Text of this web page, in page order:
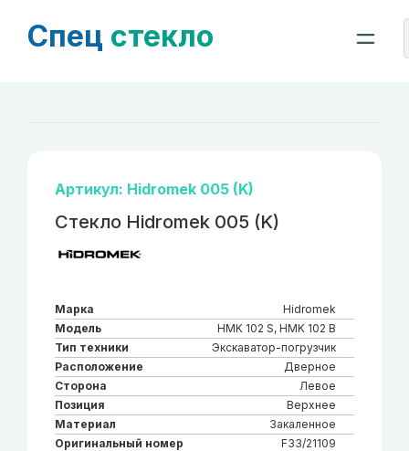
Спец стекло
Артикул: Hidromek 005 (K)
Стекло Hidromek 005 (K)
Марка
Hidromek
Модель
HMK 102 S, HMK 102 B
Тип техники
Экскаватор-погрузчик
Расположение
Дверное
Сторона
Левое
Позиция
Верхнее
Материал
Закаленное
Оригинальный номер
F33/21109